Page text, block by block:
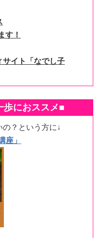
す！
サイト「なでし子
歩におススメ■
？という方に↓
座」